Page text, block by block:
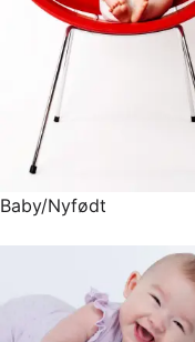
Baby/Nyfødt